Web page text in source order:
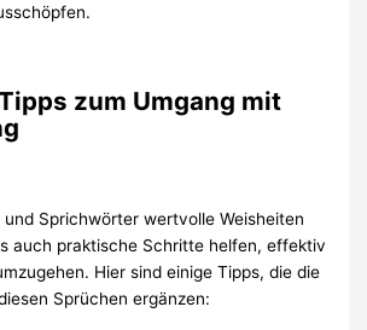
zum Umgang mit
und Sprichwörter wertvolle Weisheiten
auch praktische Schritte helfen, effektiv
Hier sind einige Tipps, die die
Sprüchen ergänzen: